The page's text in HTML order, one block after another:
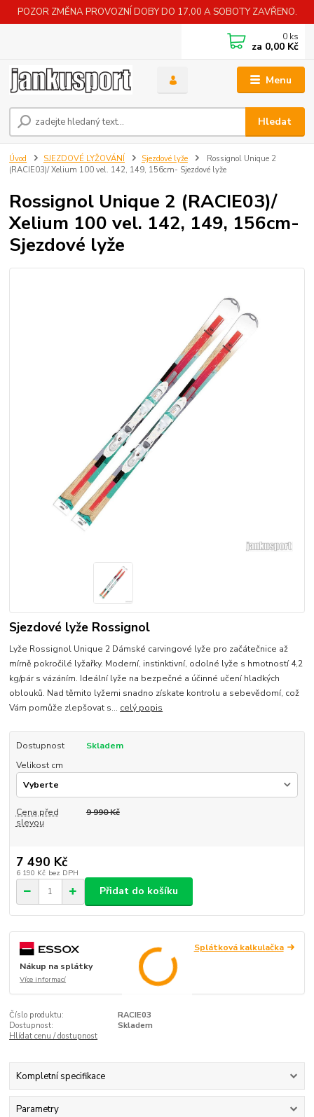
POZOR ZMĚNA PROVOZNÍ DOBY DO 17,00 A SOBOTY ZAVŘENO.
Menu
Hledat
0 ks
za 0,00 Kč
Úvod SJEZDOVÉ LYŽOVÁNÍ Sjezdové lyže
Rossignol Unique 2
(RACIE03)/ Xelium 100 vel. 142, 149, 156cm- Sjezdové lyže
Rossignol Unique 2 (RACIE03)/
Xelium 100 vel. 142, 149, 156cm-
Sjezdové lyže
Sjezdové lyže Rossignol
Lyže Rossignol Unique 2 Dámské carvingové lyže pro začátečnice až
mírně pokročilé lyžařky. Moderní, instinktivní, odolné lyže s hmotností 4,2
kg/pár s vázáním. Ideální lyže na bezpečné a účinné učení hladkých
oblouků. Nad těmito lyžemi snadno získate kontrolu a sebevědomí, což
Vám pomůže zlepšovat s... celý popis
Dostupnost
Skladem
Velikost cm
Cena před
slevou
9 990 Kč
7 490 Kč
6 190 Kč bez DPH
Přidat do košíku
Splátková kalkulačka
Nákup na splátky
Více informací
Číslo produktu:
RACIE03
Dostupnost:
Skladem
Hlídat cenu / dostupnost
Kompletní specifikace
Parametry